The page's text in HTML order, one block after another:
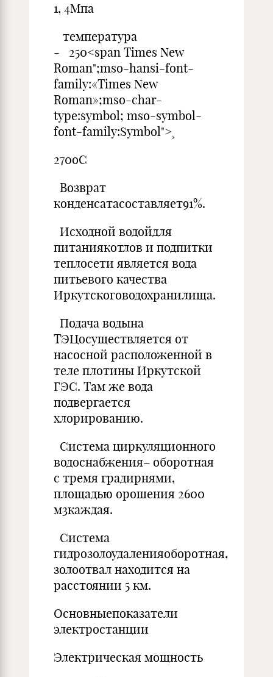
1, 4Мпа
температура
- 250<span Times New
Roman";mso-hansi-font-
family:«Times New
Roman»;mso-char-
type:symbol; mso-symbol-
font-family:Symbol">¸
270оС
Возврат
конденсатасоставляет91%.
Исходной водойдля
питаниякотлов и подпитки
теплосети является вода
питьевого качества
Иркутскоговодохранилища.
Подача водына
ТЭЦосуществляется от
насосной расположенной в
теле плотины Иркутской
ГЭС. Там же вода
подвергается
хлорированию.
Система циркуляционного
водоснабжения– оборотная
с тремя градирнями,
площадью орошения 2600
м3каждая.
Система
гидрозолоудаленияоборотная,
золоотвал находится на
расстоянии 5 км.
Основныепоказатели
электростанции
Электрическая мощность